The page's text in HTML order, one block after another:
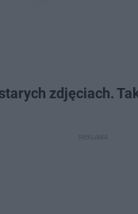
zdjęciach.